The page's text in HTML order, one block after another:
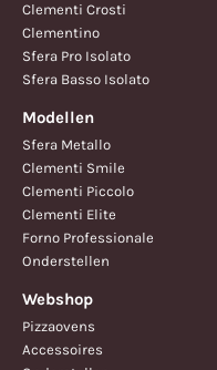
Clementi Crosti
Clementino
Sfera Pro Isolato
Sfera Basso Isolato
Modellen
Sfera Metallo
Clementi Smile
Clementi Piccolo
Clementi Elite
Forno Professionale
Onderstellen
Webshop
Pizzaovens
Accessoires